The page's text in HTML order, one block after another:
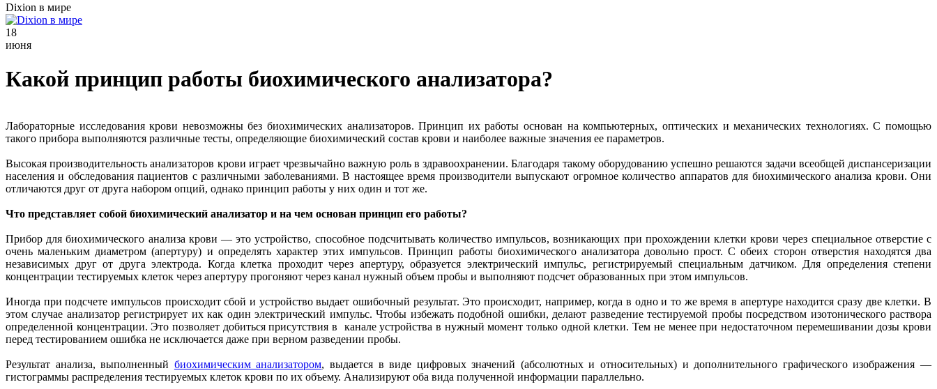
Dixion в мире
18
июня
Какой принцип работы биохимического анализатора?
Лабораторные исследования крови невозможны без биохимических анализаторов. Принцип их работы основан на компьютерных, оптических и механических технологиях. С помощью
такого прибора выполняются различные тесты, определяющие биохимический состав крови и наиболее важные значения ее параметров.
Высокая производительность анализаторов крови играет чрезвычайно важную роль в здравоохранении. Благодаря такому оборудованию успешно решаются задачи всеобщей диспансеризации
населения и обследования пациентов с различными заболеваниями. В настоящее время производители выпускают огромное количество аппаратов для биохимического анализа крови. Они
отличаются друг от друга набором опций, однако принцип работы у них один и тот же.
Что представляет собой биохимический анализатор и на чем основан принцип его работы?
Прибор для биохимического анализа крови — это устройство, способное подсчитывать количество импульсов, возникающих при прохождении клетки крови через специальное отверстие с
очень маленьким диаметром (апертуру) и определять характер этих импульсов. Принцип работы биохимического анализатора довольно прост. С обеих сторон отверстия находятся два
независимых друг от друга электрода. Когда клетка проходит через апертуру, образуется электрический импульс, регистрируемый специальным датчиком. Для определения степени
концентрации тестируемых клеток через апертуру прогоняют через канал нужный объем пробы и выполняют подсчет образованных при этом импульсов.
Иногда при подсчете импульсов происходит сбой и устройство выдает ошибочный результат. Это происходит, например, когда в одно и то же время в апертуре находится сразу две клетки. В
этом случае анализатор регистрирует их как один электрический импульс. Чтобы избежать подобной ошибки, делают разведение тестируемой пробы посредством изотонического раствора
определенной концентрации. Это позволяет добиться присутствия в канале устройства в нужный момент только одной клетки. Тем не менее при недостаточном перемешивании дозы крови
перед тестированием ошибка не исключается даже при верном разведении пробы.
Результат анализа, выполненный биохимическим анализатором, выдается в виде цифровых значений (абсолютных и относительных) и дополнительного графического изображения —
гистограммы распределения тестируемых клеток крови по их объему. Анализируют оба вида полученной информации параллельно.